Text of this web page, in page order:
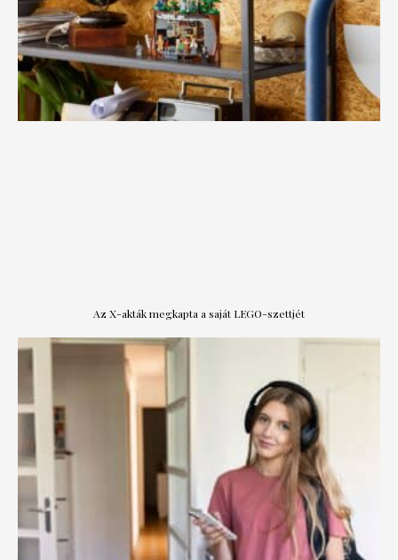
Az X-akták megkapta a saját LEGO-szettjét